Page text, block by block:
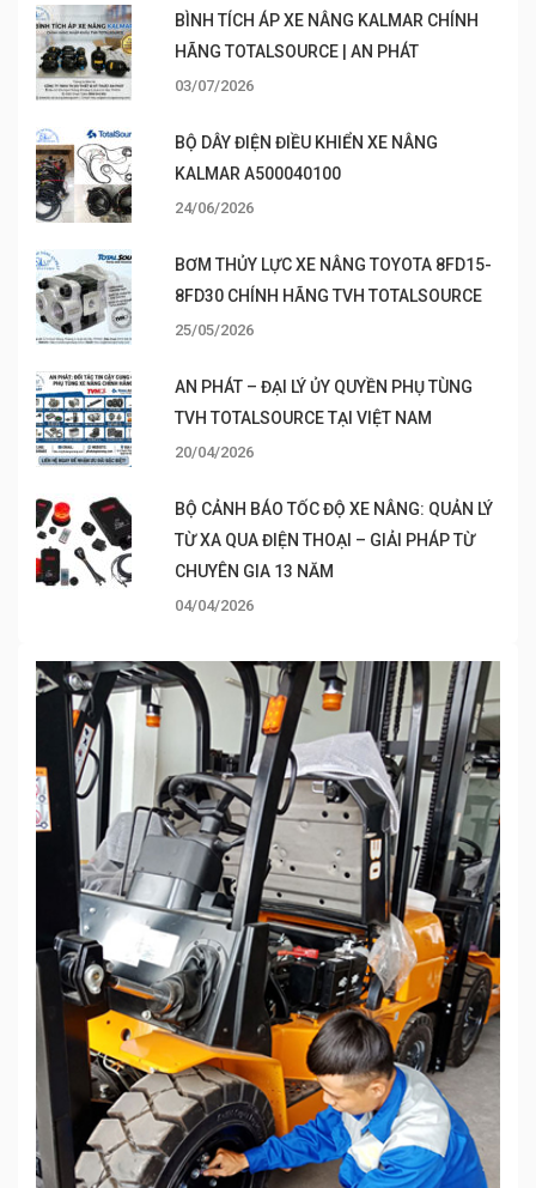
BÌNH TÍCH ÁP XE NÂNG KALMAR CHÍNH
HÃNG TOTALSOURCE | AN PHÁT
03/07/2026
BỘ DÂY ĐIỆN ĐIỀU KHIỂN XE NÂNG
KALMAR A500040100
24/06/2026
BƠM THỦY LỰC XE NÂNG TOYOTA 8FD15-
8FD30 CHÍNH HÃNG TVH TOTALSOURCE
25/05/2026
AN PHÁT – ĐẠI LÝ ỦY QUYỀN PHỤ TÙNG
TVH TOTALSOURCE TẠI VIỆT NAM
20/04/2026
BỘ CẢNH BÁO TỐC ĐỘ XE NÂNG: QUẢN LÝ
TỪ XA QUA ĐIỆN THOẠI – GIẢI PHÁP TỪ
CHUYÊN GIA 13 NĂM
04/04/2026